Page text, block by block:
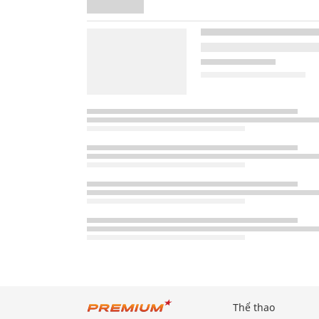
Thể thao